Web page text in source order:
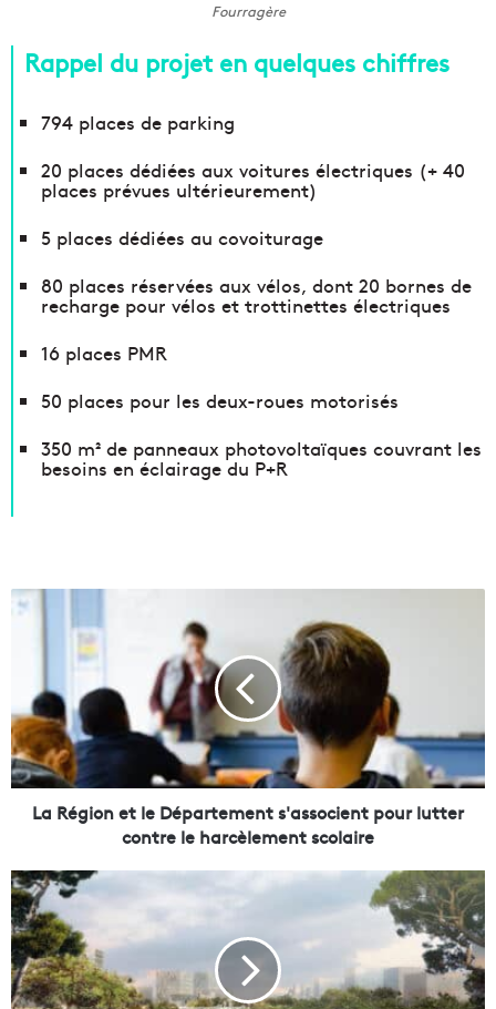
Fourragère
Rappel du projet en quelques chiffres
794 places de parking
20 places dédiées aux voitures électriques (+ 40
places prévues ultérieurement)
5 places dédiées au covoiturage
80 places réservées aux vélos, dont 20 bornes de
recharge pour vélos et trottinettes électriques
16 places PMR
50 places pour les deux-roues motorisés
350 m² de panneaux photovoltaïques couvrant les
besoins en éclairage du P+R
L
i
o
n
e
D
é
p
a
r
t
La Région et le Département s'associent pour lutter
contre le harcèlement scolaire
T
o
p
d
é
p